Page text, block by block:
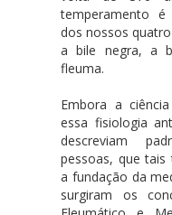
temperamento é
dos nossos
a bile negra, a
fleuma.
Embora a
essa fisiologia
descreviam
pessoas, que
a fundação da
surgiram os